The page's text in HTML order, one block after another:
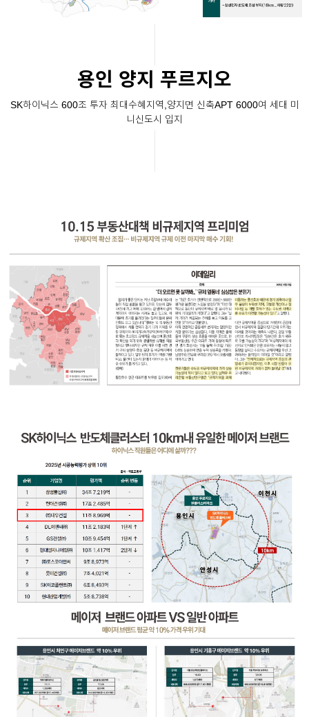
용인 양지 푸르지오
SK하이닉스 600조 투자 최대수혜지역,양지면 신축APT 6000여 세대 미
니신도시 입지